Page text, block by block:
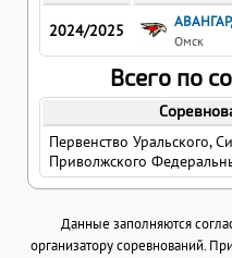
2024/2025
Омск
Всего по
Первенство Уральского,
Приволжского
Данные заполняются
организатору соревнований.